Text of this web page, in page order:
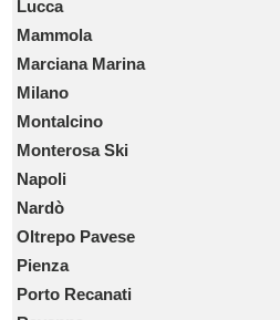
Lucca
Mammola
Marciana Marina
Milano
Montalcino
Monterosa Ski
Napoli
Nardò
Oltrepo Pavese
Pienza
Porto Recanati